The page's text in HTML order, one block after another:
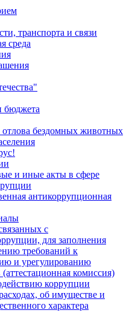
транспорта и связи
среда
бюджета
отлова бездомных животных
и иные акты в сфере
антикоррупционная
с
для заполнения
требований к
и урегулированию
комиссия)
коррупции
об имуществе и
характера